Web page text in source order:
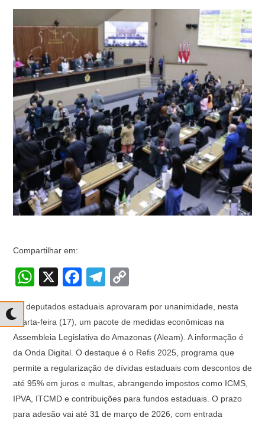
(Aleam). A informação é da Onda Digital. O destaque é o
Refis 2025, programa que permite a regularização de
dívidas estaduais com descontos de até 95% em juros e
multas, abrangendo impostos como ICMS, IPVA, ITCMD
…
Compartilhar em:
W
at
s
A
p
p
X
F
c
e
b
o
o
k
T
e
gr
a
m
p
y
Li
n
k
Os deputados estaduais aprovaram por unanimidade, nesta
quarta-feira (17), um pacote de medidas econômicas na
Assembleia Legislativa do Amazonas (Aleam). A informação é
da Onda Digital. O destaque é o Refis 2025, programa que
permite a regularização de dívidas estaduais com descontos de
até 95% em juros e multas, abrangendo impostos como ICMS,
IPVA, ITCMD e contribuições para fundos estaduais. O prazo
para adesão vai até 31 de março de 2026, com entrada